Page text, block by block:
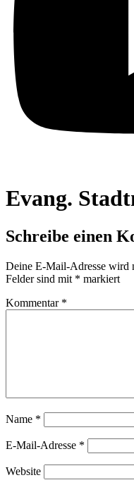
Evang.
Schreibe einen
Deine E-Mail-Adresse wird
Felder sind mit * markiert
Kommentar *
Name *
E-Mail-Adresse *
Website